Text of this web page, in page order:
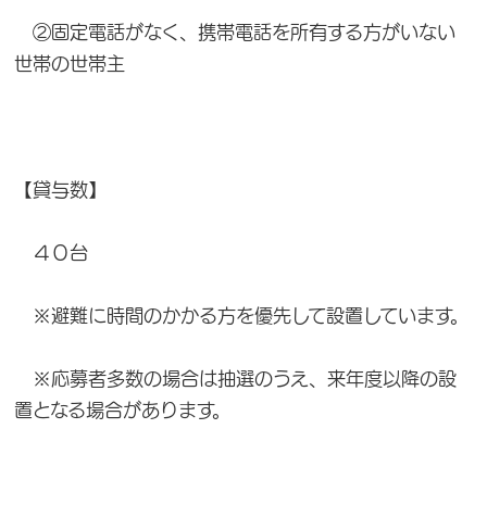
②固定電話がなく、携帯電話を所有する方がいない
世帯の世帯主
【貸与数】
４０台
※避難に時間のかかる方を優先して設置しています。
※応募者多数の場合は抽選のうえ、来年度以降の設
置となる場合があります。